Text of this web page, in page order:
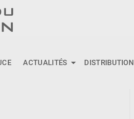
ACTUALITÉS DISTRIBUTION